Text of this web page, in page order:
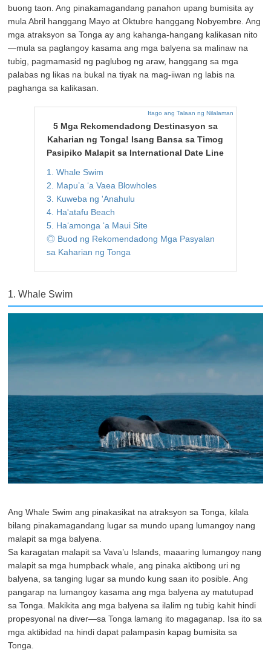
buong taon. Ang pinakamagandang panahon upang bumisita ay
mula Abril hanggang Mayo at Oktubre hanggang Nobyembre. Ang
mga atraksyon sa Tonga ay ang kahanga-hangang kalikasan nito
—mula sa paglangoy kasama ang mga balyena sa malinaw na
tubig, pagmamasid ng paglubog ng araw, hanggang sa mga
palabas ng likas na bukal na tiyak na mag-iiwan ng labis na
paghanga sa kalikasan.
Itago ang Talaan ng Nilalaman
5 Mga Rekomendadong Destinasyon sa
Kaharian ng Tonga! Isang Bansa sa Timog
Pasipiko Malapit sa International Date Line
1. Whale Swim
2. Mapu’a ‘a Vaea Blowholes
3. Kuweba ng 'Anahulu
4. Ha'atafu Beach
5. Haʻamonga ʻa Maui Site
◎ Buod ng Rekomendadong Mga Pasyalan
sa Kaharian ng Tonga
1. Whale Swim
Ang Whale Swim ang pinakasikat na atraksyon sa Tonga, kilala
bilang pinakamagandang lugar sa mundo upang lumangoy nang
malapit sa mga balyena.
Sa karagatan malapit sa Vava’u Islands, maaaring lumangoy nang
malapit sa mga humpback whale, ang pinaka aktibong uri ng
balyena, sa tanging lugar sa mundo kung saan ito posible. Ang
pangarap na lumangoy kasama ang mga balyena ay matutupad
sa Tonga. Makikita ang mga balyena sa ilalim ng tubig kahit hindi
propesyonal na diver—sa Tonga lamang ito magaganap. Isa ito sa
mga aktibidad na hindi dapat palampasin kapag bumisita sa
Tonga.